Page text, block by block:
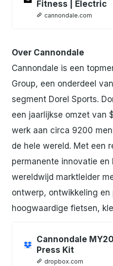
Fitness | Electric
cannondale.com
Over Cannondale
Cannondale is een
Group, een onderdeel
segment Dorel Sports.
een jaarlijkse omzet van
werk aan circa 9200
de hele wereld. Met een
permanente innovatie
wereldwijd marktleider
ontwerp, ontwikkeling en
hoogwaardige fietsen,
Cannondale
Press Kit
dropbox.com